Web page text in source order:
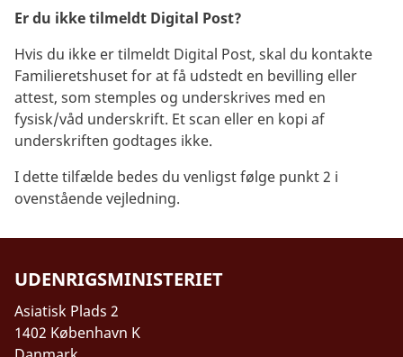
Er du ikke tilmeldt Digital Post?
Hvis du ikke er tilmeldt Digital Post, skal du kontakte
Familieretshuset for at få udstedt en bevilling eller
attest, som stemples og underskrives med en
fysisk/våd underskrift. Et scan eller en kopi af
underskriften godtages ikke.
I dette tilfælde bedes du venligst følge punkt 2 i
ovenstående vejledning.
UDENRIGSMINISTERIET
Asiatisk Plads 2
1402 København K